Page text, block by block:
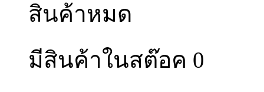
สินค้าหมด
มีสินค้าในสต๊อค 0